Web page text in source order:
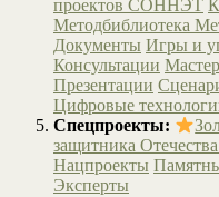
проектов СОННЭТ
Методбиблиотека
Документы Игры и
Консультации
Презентации
Цифровые
Спецпроекты:
защитника Отечества
Нацпроекты
Эксперты